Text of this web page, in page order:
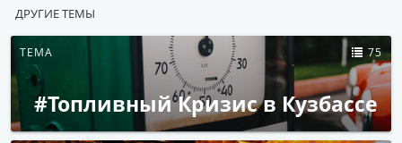
ДРУГИЕ ТЕМЫ
ТЕМА 75
#Топливный Кризис в Кузбассе